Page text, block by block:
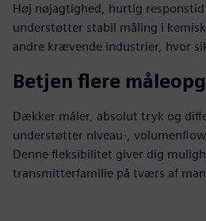
Høj nøjagtighed, hurtig
understøtter stabil måling i
andre krævende industrier, hvor
Betjen flere
Dækker måler, absolut tryk og
understøtter niveau-,
Denne fleksibilitet giver dig
transmitterfamilie på tværs af